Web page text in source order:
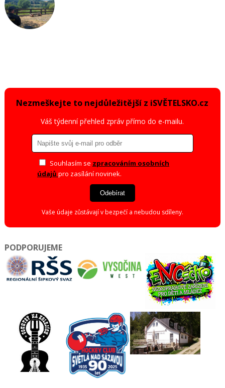
Nezmeškejte to nejdůležitější z iSVĚTELSKO.cz
Váš týdenní přehled zpráv přímo do e-mailu.
Souhlasím se zpracováním osobních
údajů pro zasílání novinek.
Odebírat
Vaše údaje zůstávají v bezpečí a nebudou sdíleny.
PODPORUJEME